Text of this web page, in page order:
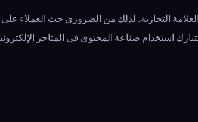
التجارية. لذلك من الضروري حث العملاء
استخدام صناعة المحتوى في المتاجر